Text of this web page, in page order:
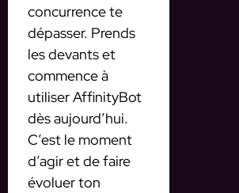
concurrence te
dépasser. Prends
les devants et
commence à
utiliser AffinityBot
dès aujourd’hui.
C’est le moment
d’agir et de faire
évoluer ton